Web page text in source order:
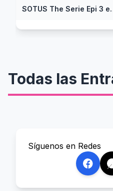
SOTUS
Todas las
Síguenos en Redes